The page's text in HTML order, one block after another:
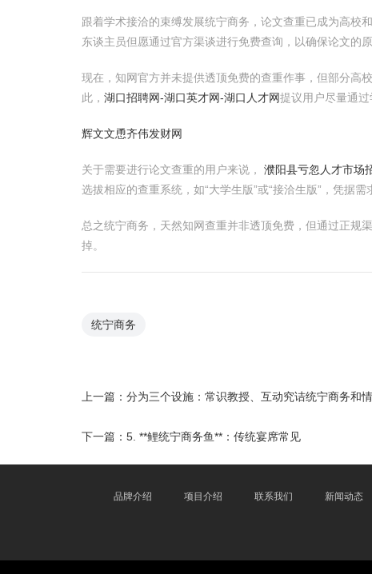
跟着学术接洽的束缚发展统宁商务，论文查重已成为高校
东谈主员但愿通过官方渠谈进行免费查询，以确保论文的
现在，知网官方并未提供透顶免费的查重作事，但部分高
此， 湖口招聘网-湖口英才网-湖口人才网提议用户尽量通
辉文文恿齐伟发财网
关于需要进行论文查重的用户来说， 濮阳县亏忽人才市场
选拔相应的查重系统，如“大学生版”或“接洽生版”，凭据
总之统宁商务，天然知网查重并非透顶免费，但通过正规
掉。
统宁商务
上一篇： 分为三个设施：常识教授、互动究诘统宁商务和
下一篇： 5. **鲤统宁商务鱼**：传统宴席常见
品牌介绍 项目介绍 联系我们 新闻动态